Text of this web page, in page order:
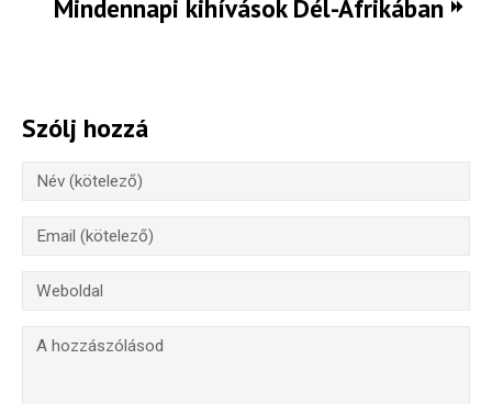
Mindennapi kihívások Dél-Afrikában
Szólj hozzá